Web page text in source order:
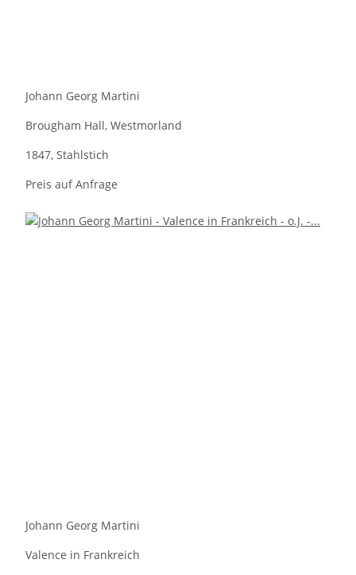
Johann Georg Martini
Brougham Hall, Westmorland
1847, Stahlstich
Preis auf Anfrage
Johann Georg Martini
Valence in Frankreich